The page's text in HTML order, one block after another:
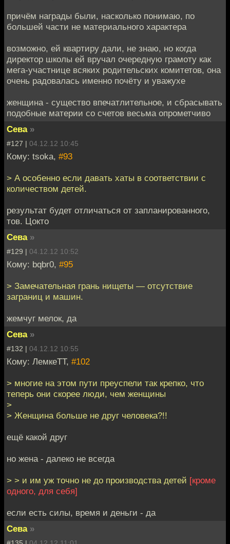
причём награды были, насколько понимаю, по
большей части не материального характера
возможно, ей квартиру дали, не знаю, но когда
директор школы ей вручал очередную грамоту как
мега-участнице всяких родительских комитетов, она
очень радовалась именно почёту и уважухе
женщина - существо впечатлительное, и сбрасывать
подобные материи со счетов весьма опрометчиво
Сева »
#127 | 04.12.12 10:45
Кому: tsoka, #93
> А особенно если давать хаты в соответствии с
количеством детей.
результат будет отличаться от запланированного,
тов. Цокто
Сева »
#129 | 04.12.12 10:52
Кому: bqbr0, #95
> Замечательная грань нищеты — отсутствие
заграниц и машин.
жемчуг мелок, да
Сева »
#132 | 04.12.12 10:55
Кому: ЛемкеТТ, #102
> многие на этом пути преуспели так крепко, что
теперь они скорее люди, чем женщины
>
> Женщина больше не друг человека?!!
ещё какой друг
но жена - далеко не всегда
> > и им уж точно не до производства детей [кроме
одного, для себя]
если есть силы, время и деньги - да
Сева »